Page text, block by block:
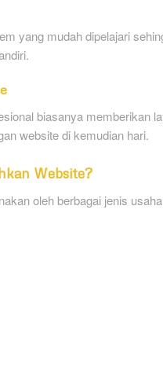
yang mudah dipelajari
biasanya memberikan
website di kemudian hari.
Website?
oleh berbagai jenis